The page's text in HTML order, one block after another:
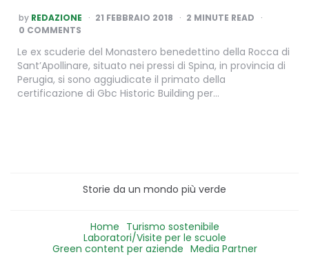
POSTED
BY
by REDAZIONE 21 FEBBRAIO 2018 2 MINUTE READ
0 COMMENTS
Le ex scuderie del Monastero benedettino della Rocca di
Sant’Apollinare, situato nei pressi di Spina, in provincia di
Perugia, si sono aggiudicate il primato della
certificazione di Gbc Historic Building per…
Storie da un mondo più verde
Home Turismo sostenibile
Laboratori/Visite per le scuole
Green content per aziende Media Partner